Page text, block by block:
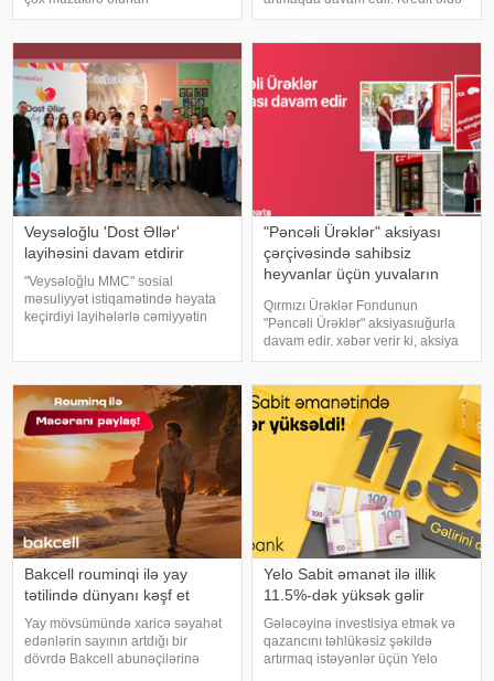
mövzulardan biridir. Bəs bank
üstünlükləri verir. Bu barədə
"Azər-Tür
etmək istəyən şəxslərin
bankla
Veysəloğlu 'Dost Əllər'
layihəsini davam etdirir
"Veysəloğlu MMC" sosial
məsuliyyət istiqamətində həyata
keçirdiyi layihələrlə cəmiyyətin
keçirdiyi "Dost Əllər"
"Pəncəli Ürəklər" aksiyası
çərçivəsində sahibsiz
heyvanlar üçün yuvaların
sayı 35-ə çatdı
Qırmızı Ürəklər Fondunun
"Pəncəli Ürəklər" aksiyasıuğurla
davam edir. xəbər verir ki, aksiya
çərçivəsində daha 15 Kapital
sahibsiz heyvanlar üçün xüsusi
yuvalar quraşdırılıb
Bakcell rouminqi ilə yay
tətilində dünyanı kəşf et
Yay mövsümündə xaricə səyahət
edənlərin sayının artdığı bir
dövrdə Bakcell abunəçilərinə
Yelo Sabit əmanət ilə illik
11.5%-dək yüksək gəlir
Gələcəyinə investisiya etmək və
qazancını təhlükəsiz şəkildə
artırmaq istəyənlər üçün Yelo